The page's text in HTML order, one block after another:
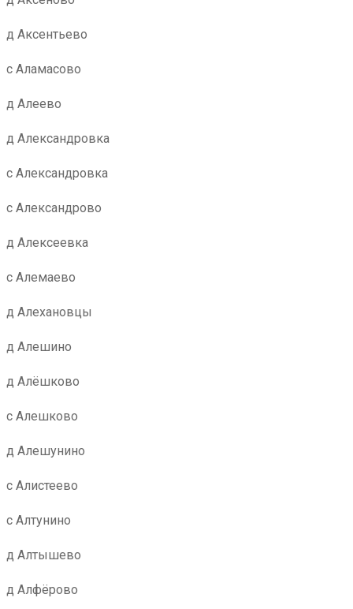
д Аксентьево
с Аламасово
д Алеево
д Александровка
с Александровка
с Александрово
д Алексеевка
с Алемаево
д Алехановцы
д Алешино
д Алёшково
с Алешково
д Алешунино
с Алистеево
с Алтунино
д Алтышево
д Алфёрово